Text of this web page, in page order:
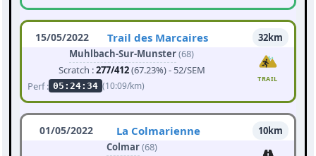
15/05/2022 Trail des Marcaires
32km
Muhlbach-Sur-Munster(68)
Scratch :277/412(67.23%) - 52/SEM
Perf : 05:24:34 (10:09/km)
TRAIL
01/05/2022 La Colmarienne
10km
Colmar(68)